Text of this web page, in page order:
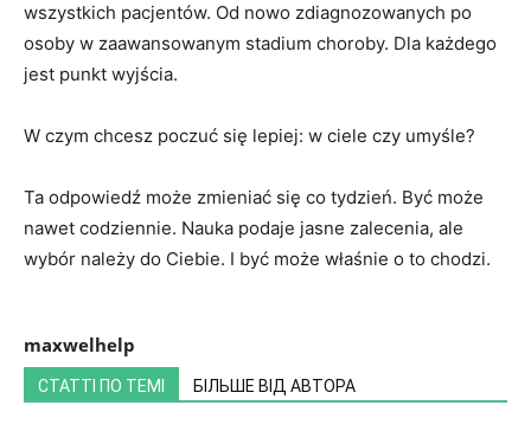
wszystkich pacjentów. Od nowo zdiagnozowanych po
osoby w zaawansowanym stadium choroby. Dla każdego
jest punkt wyjścia.
W czym chcesz poczuć się lepiej: w ciele czy umyśle?
Ta odpowiedź może zmieniać się co tydzień. Być może
nawet codziennie. Nauka podaje jasne zalecenia, ale
wybór należy do Ciebie. I być może właśnie o to chodzi.
maxwelhelp
СТАТТІ ПО ТЕМІ БІЛЬШЕ ВІД АВТОРА